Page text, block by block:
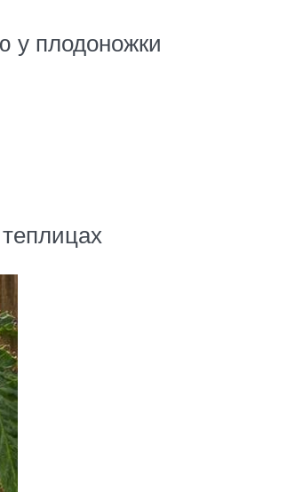
у плодоножки